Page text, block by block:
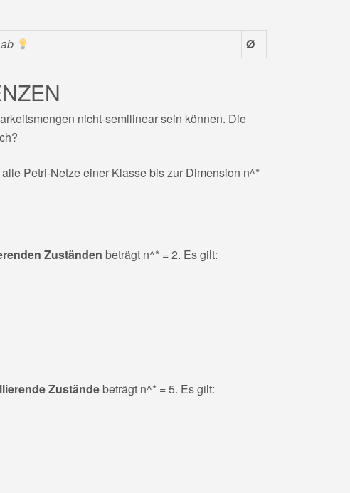
Ø
nicht-semilinear sein können. Die
Petri-Netze einer Klasse bis zur Dimension n^*
Zuständen beträgt n^* = 2. Es gilt:
Zustände beträgt n^* = 5. Es gilt: